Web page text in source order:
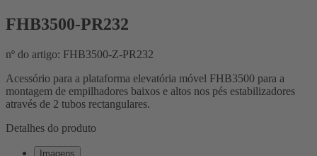
FHB3500-PR232
nº do artigo: FHB3500-Z-PR232
Acessório para a plataforma elevatória móvel FHB3500 para a
montagem de empilhadores baixos e altos nos pés estabilizadores
através de 2 tubos rectangulares.
Detalhes do produto
Imagens